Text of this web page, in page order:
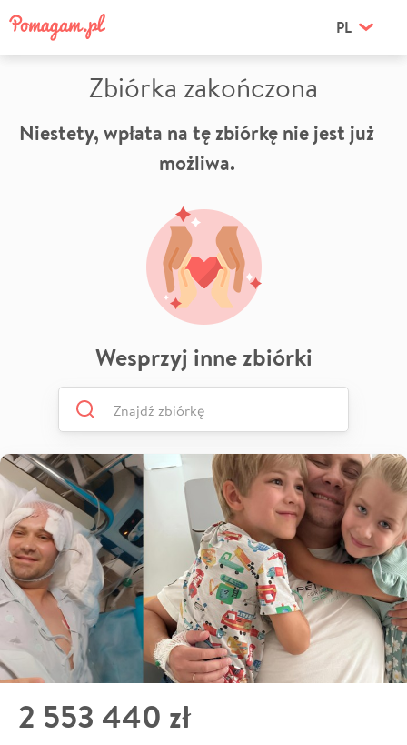
PL
Zbiórka zakończona
Niestety, wpłata na tę zbiórkę nie jest już
możliwa.
Wesprzyj inne zbiórki
2 553 440 zł